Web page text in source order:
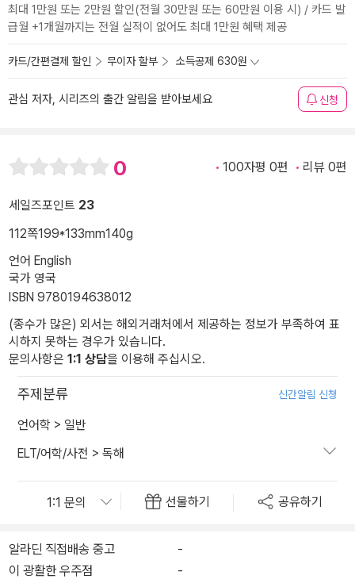
최대 1만원 또는 2만원 할인(전월 30만원 또는 60만원 이용 시) / 카드 발
급월 +1개월까지는 전월 실적이 없어도 최대 1만원 혜택 제공
카드/간편결제 할인 무이자 할부 소득공제 630원
관심 저자, 시리즈의 출간 알림을 받아보세요 신청
0 100자평 0편 리뷰 0편
세일즈포인트 23
112쪽199*133mm140g
언어 English
국가 영국
ISBN 9780194638012
(종수가 많은) 외서는 해외거래처에서 제공하는 정보가 부족하여 표
시하지 못하는 경우가 있습니다.
문의사항은 1:1 상담을 이용해 주십시오.
주제분류 신간알림 신청
언어학 > 일반
ELT/어학/사전 > 독해
선물하기 공유하기
알라딘 직접배송 중고
-
이 광활한 우주점
-